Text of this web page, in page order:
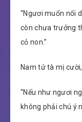
“Ngươi muốn nối
còn chưa trưởng
cỏ non.”
Nam tử tà mị cười,
“Nếu như ngươi
không phải chú ý